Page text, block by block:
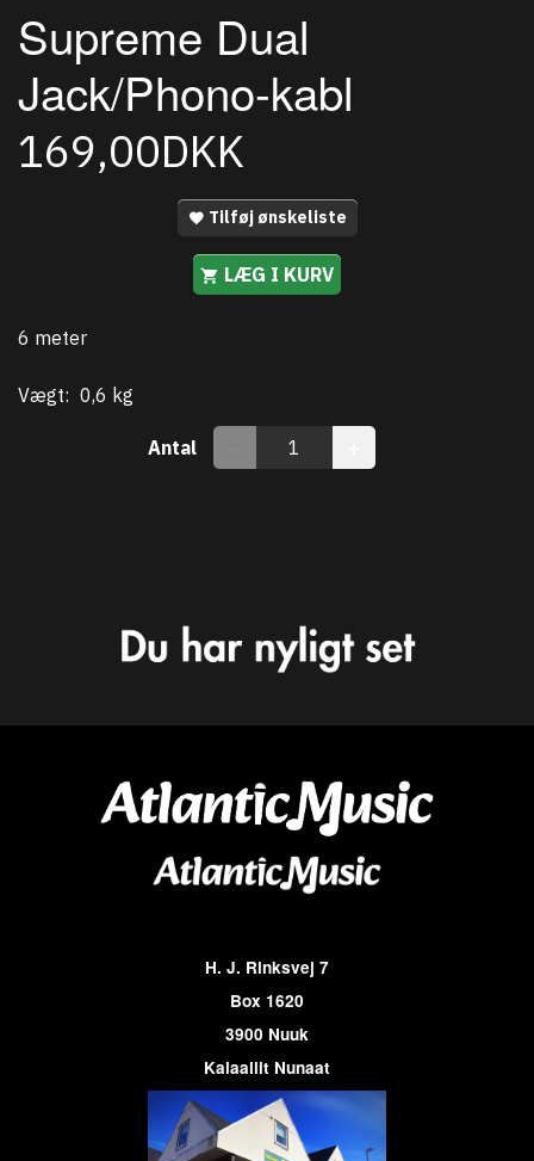
Supreme Dual
Jack/Phono-kabl
169,00DKK
Tilføj ønskeliste
LÆG I KURV
6 meter
Vægt: 0,6 kg
Antal
H. J. Rinksvej 7
Box 1620
3900 Nuuk
Kalaallit Nunaat